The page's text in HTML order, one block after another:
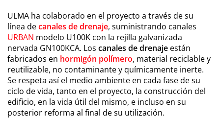
ULMA ha colaborado en el proyecto a través de su
línea decanales de drenaje, suministrando canales
URBAN modelo U100K con la rejilla galvanizada
nervada GN100KCA. Los canales de drenaje están
fabricados en hormigón polímero, material reciclable y
reutilizable, no contaminante y químicamente inerte.
Se respeta así el medio ambiente en cada fase de su
ciclo de vida, tanto en el proyecto, la construcción del
edificio, en la vida útil del mismo, e incluso en su
posterior reforma al final de su utilización.